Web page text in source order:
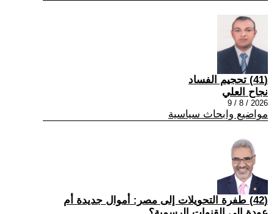
(41) تحجيم الفساد
نجاح العلي
2026 / 8 / 9
مواضيع وابحاث سياسية
(42) طفرة التحويلات إلى مصر: أموال جديدة أم